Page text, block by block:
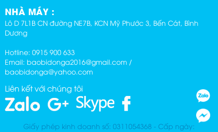
NHÀ MÁY :
Lô D 7L1B CN đường NE7B, KCN Mỹ Phước 3, Bến Cát, Bình
Dương
Hotline: 0915 900 633
Email: baobidonga2016@gmail.com /
baobidonga@yahoo.com
Liên kết với chúng tôi
Giấy phép kinh doanh số: 0311054368 - Cấp ngày: